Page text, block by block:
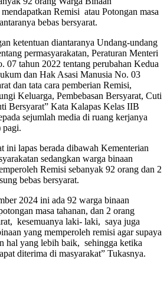
Remisi atau Potongan masa
bebas bersyarat.
ketentuan diantaranya Undang-undang
permasyarakatan, Peraturan Menteri
tahun 2022 tentang perubahan Kedua
dan Hak Asasi Manusia No. 03
dan tata cara pemberian Remisi,
Keluarga, Pembebasan Bersyarat, Cuti
Bersyarat” Kata Kalapas Kelas IIB
sejumlah media di ruang kerjanya
pagi.
ini lapas berada dibawah Kementerian
sedangkan warga binaan
Remisi sebanyak 92 orang dan 2
bebas bersyarat.
2024 ini ada 92 warga binaan
masa tahanan, dan 2 orang
kesemuanya laki- laki, saya juga
yang memperoleh remisi agar supaya
hal yang lebih baik, sehingga ketika
diterima di masyarakat” Tukasnya.